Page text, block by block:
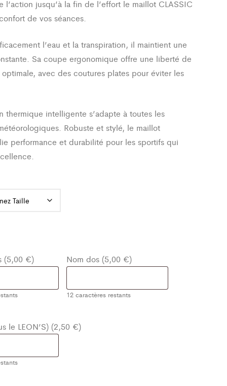
l’action jusqu’à la fin de l’effort le maillot CLASSIC
de vos séances.
l’eau et la transpiration, il maintient une
Sa coupe ergonomique offre une liberté de
avec des coutures plates pour éviter les
thermique intelligente s’adapte à toutes les
Robuste et stylé, le maillot
performance et durabilité pour les sportifs qui
(5,00 €) Nom dos (5,00 €)
12caractères restants
le LEON’S) (2,50 €)